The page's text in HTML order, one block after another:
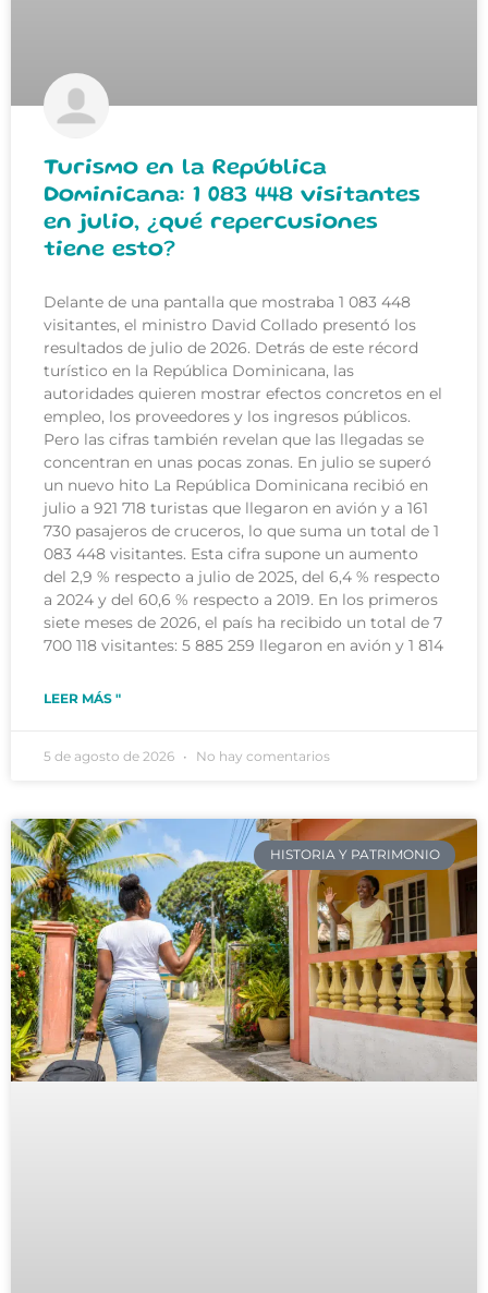
Turismo en la República
Dominicana: 1 083 448 visitantes
en julio, ¿qué repercusiones
tiene esto?
Delante de una pantalla que mostraba 1 083 448
visitantes, el ministro David Collado presentó los
resultados de julio de 2026. Detrás de este récord
turístico en la República Dominicana, las
autoridades quieren mostrar efectos concretos en el
empleo, los proveedores y los ingresos públicos.
Pero las cifras también revelan que las llegadas se
concentran en unas pocas zonas. En julio se superó
un nuevo hito La República Dominicana recibió en
julio a 921 718 turistas que llegaron en avión y a 161
730 pasajeros de cruceros, lo que suma un total de 1
083 448 visitantes. Esta cifra supone un aumento
del 2,9 % respecto a julio de 2025, del 6,4 % respecto
a 2024 y del 60,6 % respecto a 2019. En los primeros
siete meses de 2026, el país ha recibido un total de 7
700 118 visitantes: 5 885 259 llegaron en avión y 1 814
LEER MÁS "
5 de agosto de 2026 No hay comentarios
HISTORIA Y PATRIMONIO